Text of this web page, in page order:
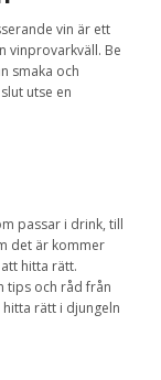
vin är ett
vinprovarkväll. Be
smaka och
utse en
passar i drink, till
det är kommer
hitta rätt.
tips och råd från
rätt i djungeln